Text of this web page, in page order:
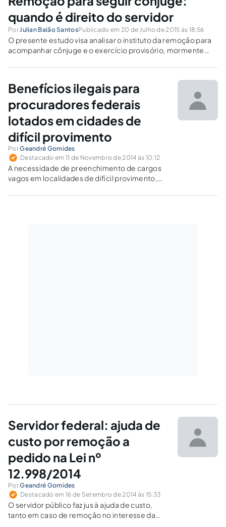
quando é direito do servidor
PorJulian Baião SantosPublicado em 20 de Julho de 2015 às 18:56
O presente estudo visa analisar o instituto da remoção para
acompanhar cônjuge e o exercício provisório, mormente
Interesse da Administração, com base nos precedentes
Benefícios ilegais para
procuradores federais
lotados em cidades de
difícil provimento
PorGeandré Gomides
Destacado em 11 de Novembro de 2014 às 10:12
A necessidade de preenchimento de cargos
vagos em localidades de difícil provimento,
pode ofender os princípios constitucionais da
Servidor federal: ajuda de
custo por remoção a
pedido na Lei nº
12.998/2014
PorGeandré Gomides
Destacado em 16 de Setembro de 2014 às 15:33
O servidor público faz jus à ajuda de custo,
tanto em caso de remoção no interesse da